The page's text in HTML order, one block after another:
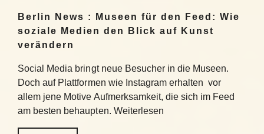
Berlin News : Museen für den Feed: Wie
soziale Medien den Blick auf Kunst
verändern
Social Media bringt neue Besucher in die Museen.
Doch auf Plattformen wie Instagram erhalten vor
allem jene Motive Aufmerksamkeit, die sich im Feed
am besten behaupten. Weiterlesen